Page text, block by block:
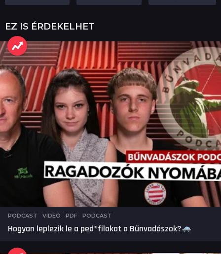
EZ IS ÉRDEKELHET
PODCAST ,VIDEÓ PDF ,PODCAST
Hogyan leplezik le a ped*filokat a Bűnvadászok?